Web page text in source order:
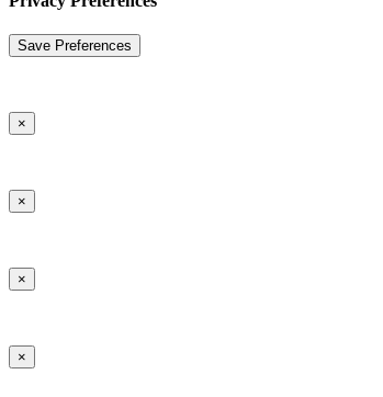
×
×
×
×